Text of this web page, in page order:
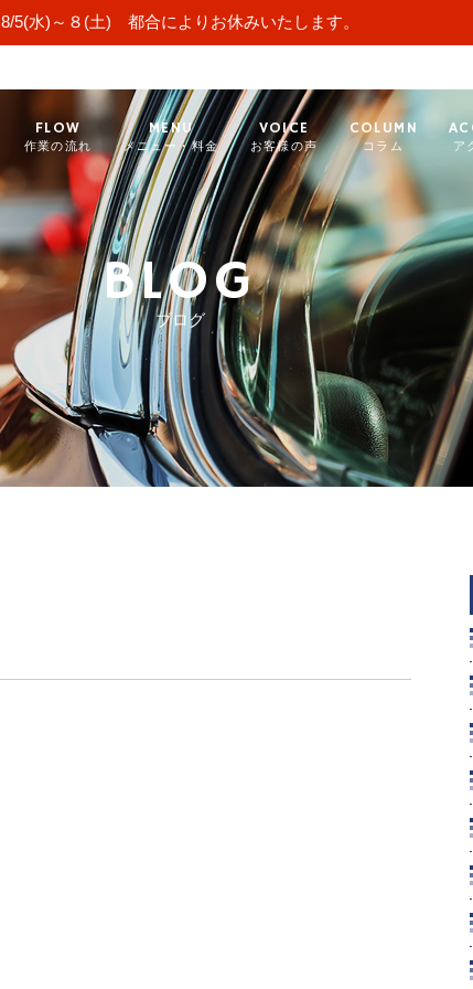
8/5(水)～８(土) 都合によりお休みいたします。
FLOW
作業の流れ
MENU
メニュー・料金
VOICE
お客様の声
COLUMN
コラム ア
BLOG
ブログ